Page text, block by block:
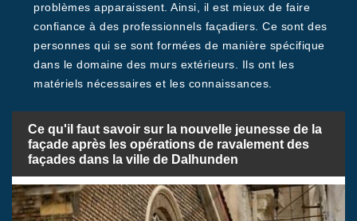
problèmes apparaissent. Ainsi, il est mieux de faire
confiance à des professionnels façadiers. Ce sont des
personnes qui se sont formées de manière spécifique
dans le domaine des murs extérieurs. Ils ont les
matériels nécessaires et les connaissances.
Ce qu'il faut savoir sur la nouvelle jeunesse de la
façade après les opérations de ravalement des
façades dans la ville de Dalhunden